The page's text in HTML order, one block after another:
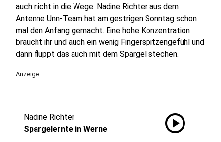
auch nicht in die Wege. Nadine Richter aus dem
Antenne Unn-Team hat am gestrigen Sonntag schon
mal den Anfang gemacht. Eine hohe Konzentration
braucht ihr und auch ein wenig Fingerspitzengefühl und
dann fluppt das auch mit dem Spargel stechen.
Anzeige
Nadine Richter
Spargelernte in Werne
play_circle